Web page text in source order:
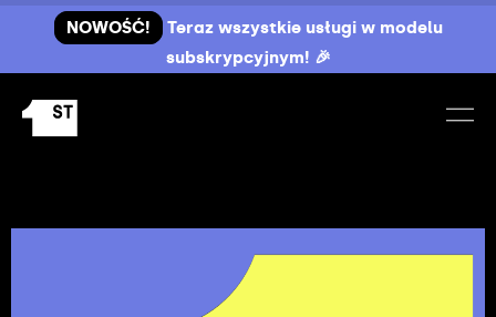
NOWOŚĆ!
Teraz wszystkie usługi w modelu
subskrypcyjnym! 🎉